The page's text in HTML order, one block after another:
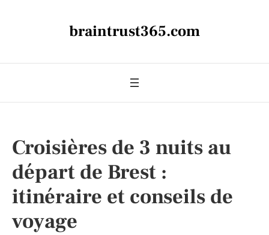
braintrust365.com
Croisières de 3 nuits au
départ de Brest :
itinéraire et conseils de
voyage